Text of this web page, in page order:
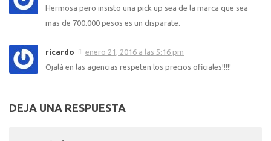
Hermosa pero insisto una pick up sea de la marca que sea
mas de 700.000 pesos es un disparate.
ricardo
enero 21, 2016 a las 5:16 pm
Ojalá en las agencias respeten los precios oficiales!!!!!
DEJA UNA RESPUESTA